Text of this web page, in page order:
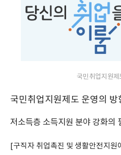
국민취업지원
국민취업지원제도 운영의 방
저소득층 소득지원 분야 강화의
[구직자 취업촉진 및 생활안전지